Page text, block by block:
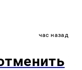
час назад